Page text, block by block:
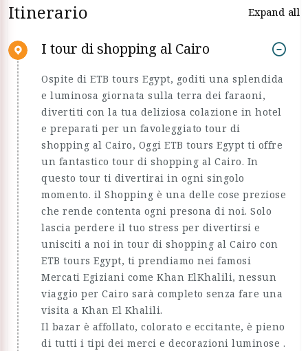
Itinerario Expand all
I tour di shopping al Cairo
Ospite di ETB tours Egypt, goditi una splendida
e luminosa giornata sulla terra dei faraoni,
divertiti con la tua deliziosa colazione in hotel
e preparati per un favoleggiato tour di
shopping al Cairo, Oggi ETB tours Egypt ti offre
un fantastico tour di shopping al Cairo. In
questo tour ti divertirai in ogni singolo
momento. il Shopping è una delle cose preziose
che rende contenta ogni presona di noi. Solo
lascia perdere il tuo stress per divertirsi e
unisciti a noi in tour di shopping al Cairo con
ETB tours Egypt, ti prendiamo nei famosi
Mercati Egiziani come Khan ElKhalili, nessun
viaggio per Cairo sarà completo senza fare una
visita a Khan El Khalili.
Il bazar è affollato, colorato e eccitante, è pieno
di tutti i tipi dei merci e decorazioni luminose .